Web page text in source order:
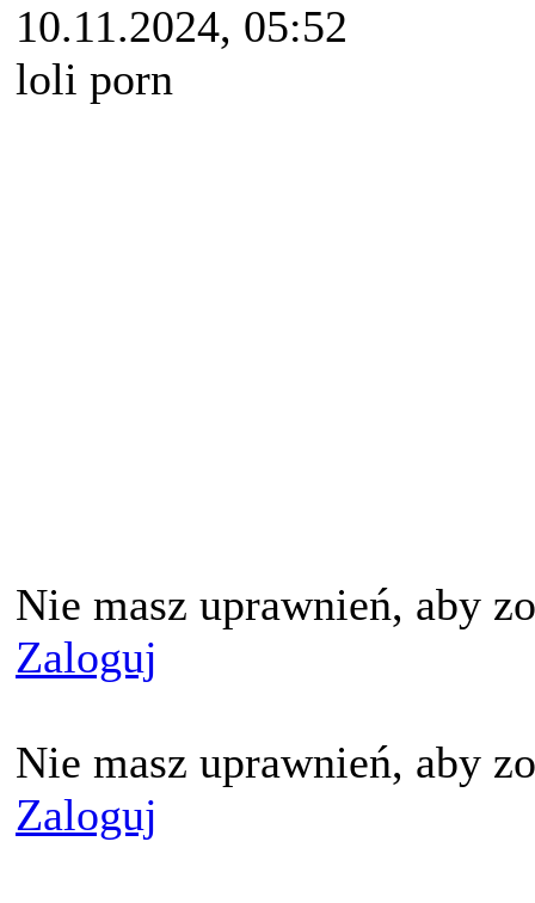
10.11.2024, 05:52
loli porn
Nie masz uprawnień, aby
Zaloguj
Nie masz uprawnień, aby
Zaloguj